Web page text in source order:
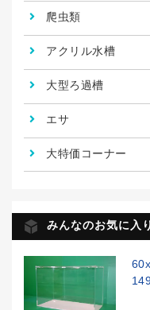
爬虫類
アクリル水槽
大型ろ過槽
エサ
大特価コーナー
みんなのお気に入